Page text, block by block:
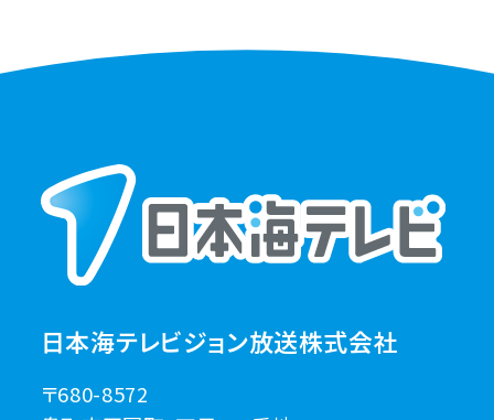
日本海テレビジョン放送株式会社
〒680-8572